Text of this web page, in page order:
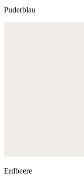
Puderblau
Erdbeere